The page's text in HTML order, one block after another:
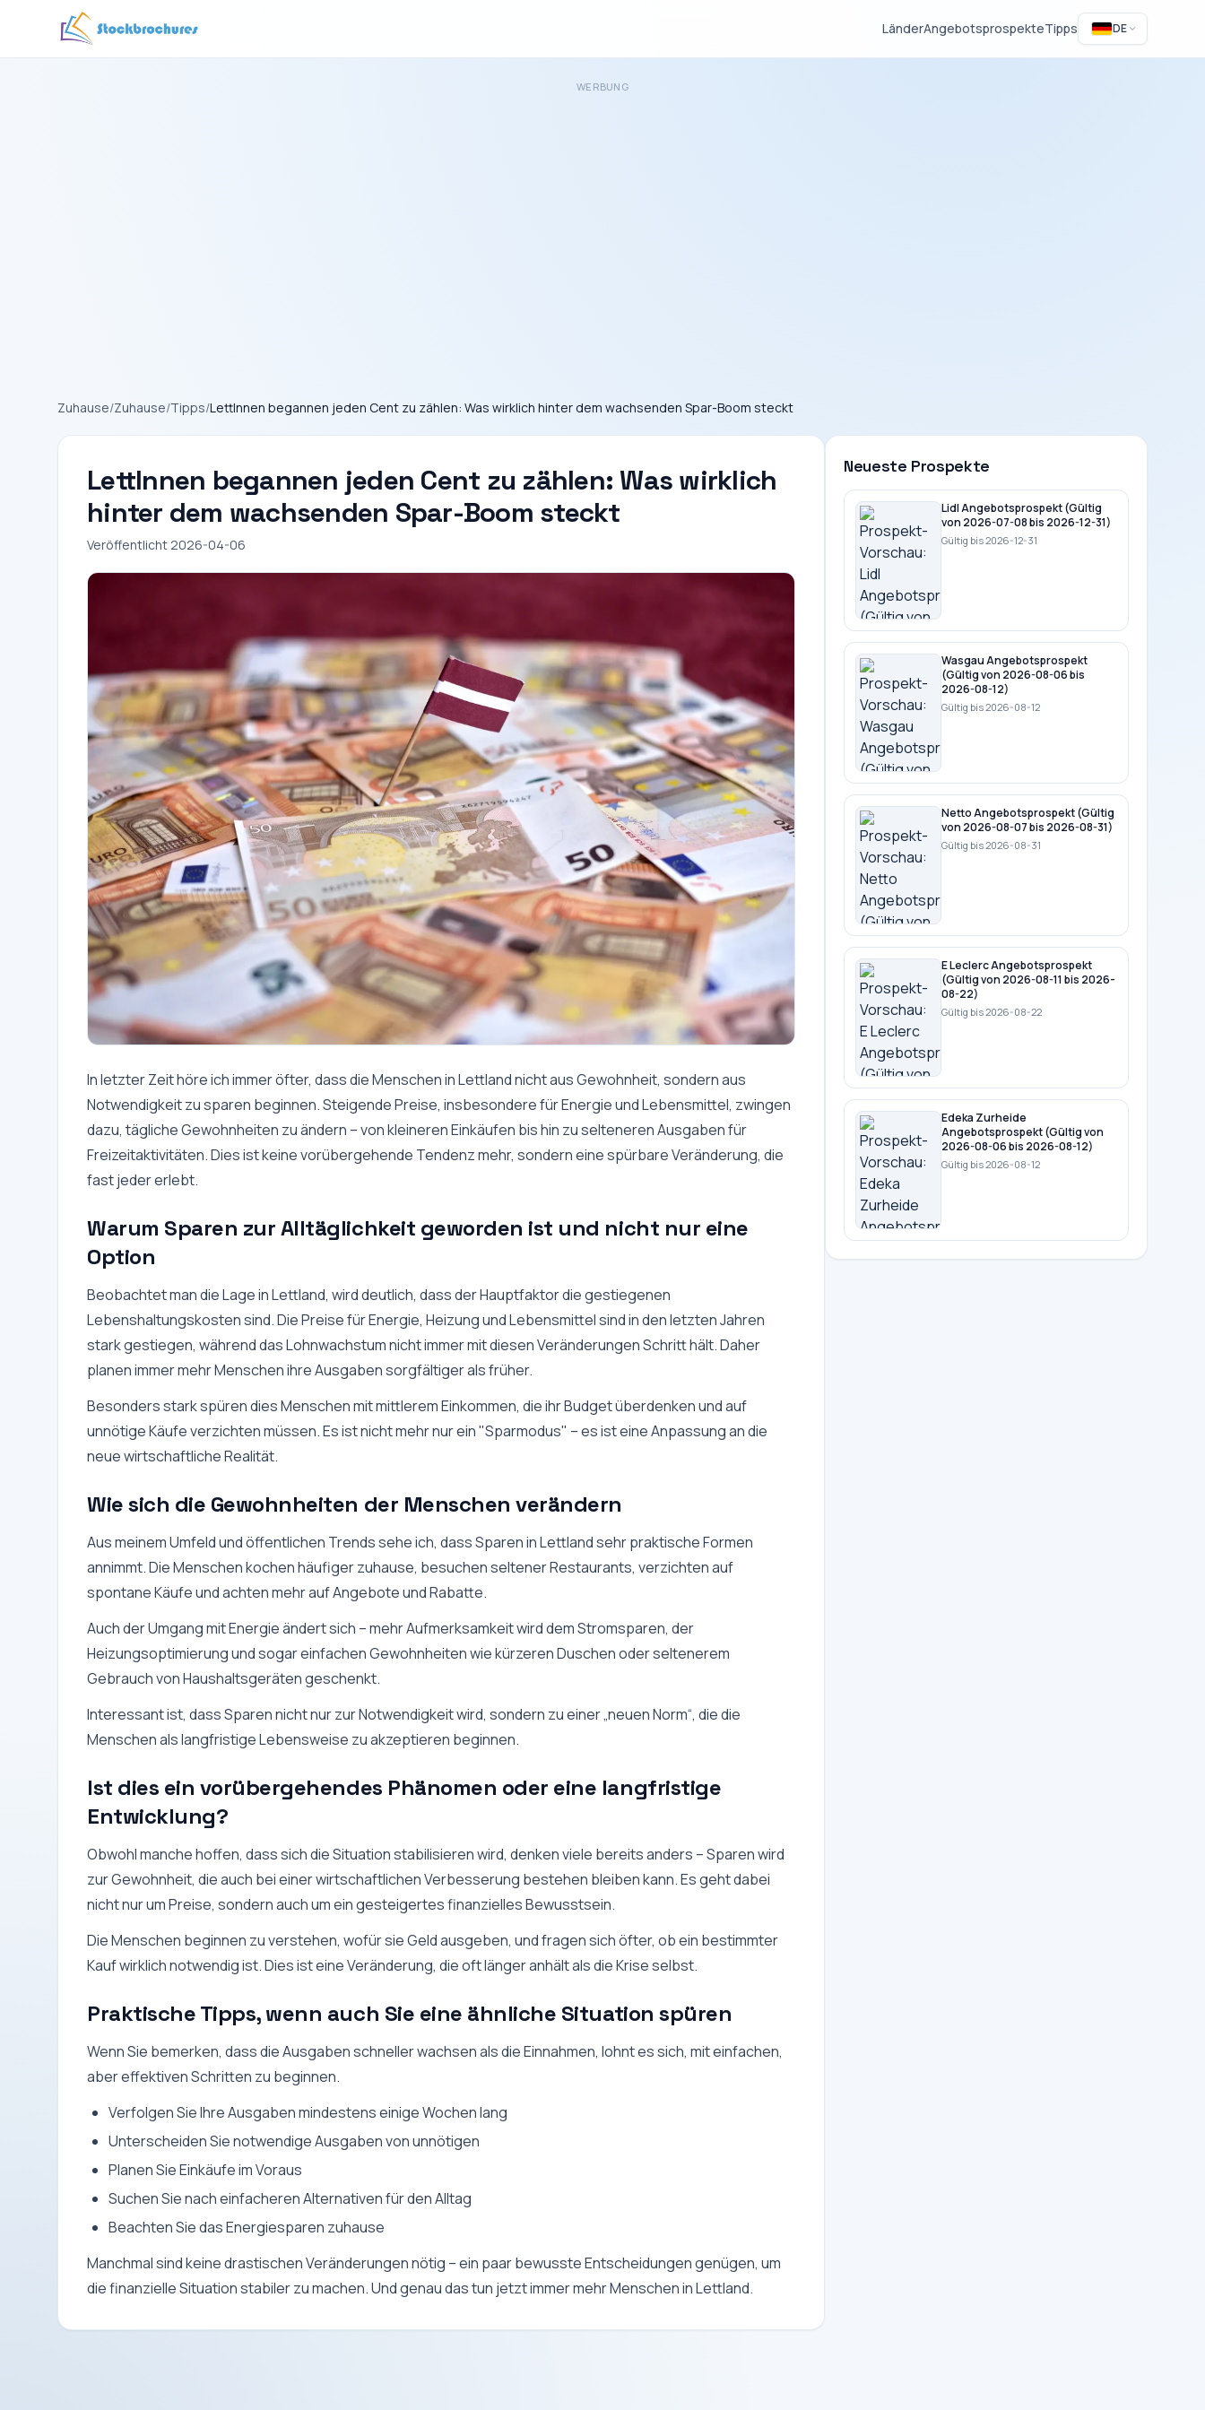
LänderAngebotsprospekteTipps DE
WERBUNG
Zuhause/Zuhause/Tipps/LettInnen begannen jeden Cent zu zählen: Was wirklich hinter dem wachsenden Spar-Boom steckt
LettInnen begannen jeden Cent zu zählen: Was wirklich
hinter dem wachsenden Spar-Boom steckt
Veröffentlicht 2026-04-06
In letzter Zeit höre ich immer öfter, dass die Menschen in Lettland nicht aus Gewohnheit, sondern aus
Notwendigkeit zu sparen beginnen. Steigende Preise, insbesondere für Energie und Lebensmittel, zwingen
dazu, tägliche Gewohnheiten zu ändern – von kleineren Einkäufen bis hin zu selteneren Ausgaben für
Freizeitaktivitäten. Dies ist keine vorübergehende Tendenz mehr, sondern eine spürbare Veränderung, die
fast jeder erlebt.
Warum Sparen zur Alltäglichkeit geworden ist und nicht nur eine
Option
Beobachtet man die Lage in Lettland, wird deutlich, dass der Hauptfaktor die gestiegenen
Lebenshaltungskosten sind. Die Preise für Energie, Heizung und Lebensmittel sind in den letzten Jahren
stark gestiegen, während das Lohnwachstum nicht immer mit diesen Veränderungen Schritt hält. Daher
planen immer mehr Menschen ihre Ausgaben sorgfältiger als früher.
Besonders stark spüren dies Menschen mit mittlerem Einkommen, die ihr Budget überdenken und auf
unnötige Käufe verzichten müssen. Es ist nicht mehr nur ein "Sparmodus" – es ist eine Anpassung an die
neue wirtschaftliche Realität.
Wie sich die Gewohnheiten der Menschen verändern
Aus meinem Umfeld und öffentlichen Trends sehe ich, dass Sparen in Lettland sehr praktische Formen
annimmt. Die Menschen kochen häufiger zuhause, besuchen seltener Restaurants, verzichten auf
spontane Käufe und achten mehr auf Angebote und Rabatte.
Auch der Umgang mit Energie ändert sich – mehr Aufmerksamkeit wird dem Stromsparen, der
Heizungsoptimierung und sogar einfachen Gewohnheiten wie kürzeren Duschen oder seltenerem
Gebrauch von Haushaltsgeräten geschenkt.
Interessant ist, dass Sparen nicht nur zur Notwendigkeit wird, sondern zu einer „neuen Norm“, die die
Menschen als langfristige Lebensweise zu akzeptieren beginnen.
Ist dies ein vorübergehendes Phänomen oder eine langfristige
Entwicklung?
Obwohl manche hoffen, dass sich die Situation stabilisieren wird, denken viele bereits anders – Sparen wird
zur Gewohnheit, die auch bei einer wirtschaftlichen Verbesserung bestehen bleiben kann. Es geht dabei
nicht nur um Preise, sondern auch um ein gesteigertes finanzielles Bewusstsein.
Die Menschen beginnen zu verstehen, wofür sie Geld ausgeben, und fragen sich öfter, ob ein bestimmter
Kauf wirklich notwendig ist. Dies ist eine Veränderung, die oft länger anhält als die Krise selbst.
Praktische Tipps, wenn auch Sie eine ähnliche Situation spüren
Wenn Sie bemerken, dass die Ausgaben schneller wachsen als die Einnahmen, lohnt es sich, mit einfachen,
aber effektiven Schritten zu beginnen.
Verfolgen Sie Ihre Ausgaben mindestens einige Wochen lang
Unterscheiden Sie notwendige Ausgaben von unnötigen
Planen Sie Einkäufe im Voraus
Suchen Sie nach einfacheren Alternativen für den Alltag
Beachten Sie das Energiesparen zuhause
Manchmal sind keine drastischen Veränderungen nötig – ein paar bewusste Entscheidungen genügen, um
die finanzielle Situation stabiler zu machen. Und genau das tun jetzt immer mehr Menschen in Lettland.
Neueste Prospekte
Lidl Angebotsprospekt (Gültig
von 2026-07-08 bis 2026-12-31)
Gültig bis 2026-12-31
Wasgau Angebotsprospekt
(Gültig von 2026-08-06 bis
2026-08-12)
Gültig bis 2026-08-12
Netto Angebotsprospekt (Gültig
von 2026-08-07 bis 2026-08-31)
Gültig bis 2026-08-31
E Leclerc Angebotsprospekt
(Gültig von 2026-08-11 bis 2026-
08-22)
Gültig bis 2026-08-22
Edeka Zurheide
Angebotsprospekt (Gültig von
2026-08-06 bis 2026-08-12)
Gültig bis 2026-08-12